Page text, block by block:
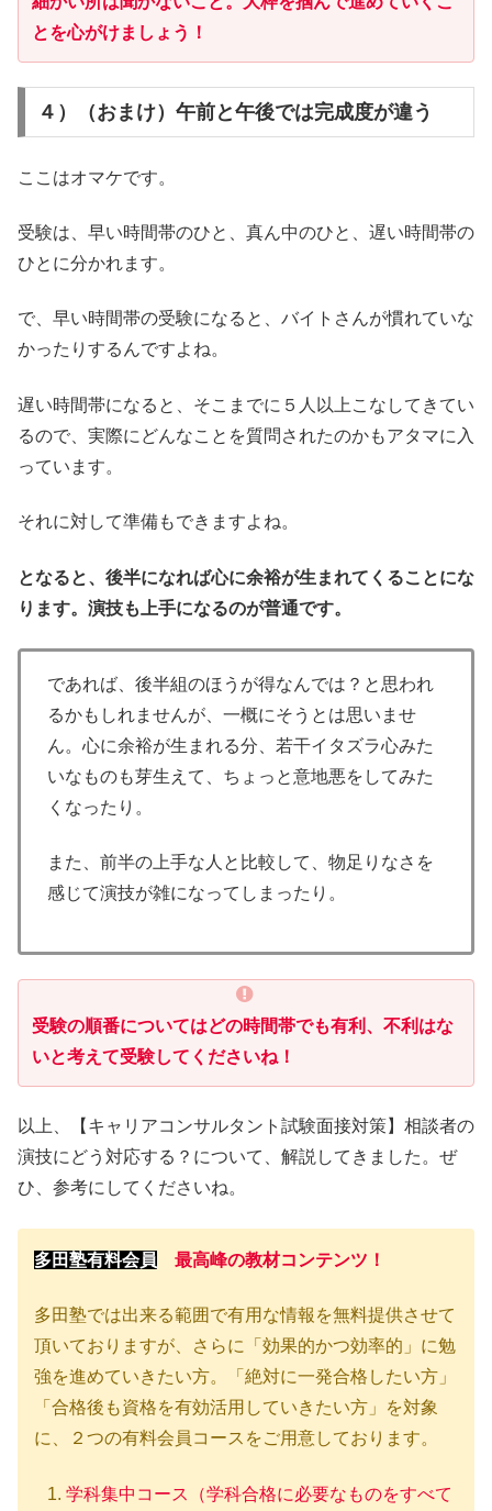
とを心がけましょう！
４）（おまけ）午前と午後では完成度が違う
ここはオマケです。
受験は、早い時間帯のひと、真ん中のひと、遅い時間帯の
ひとに分かれます。
で、早い時間帯の受験になると、バイトさんが慣れていな
かったりするんですよね。
遅い時間帯になると、そこまでに５人以上こなしてきてい
るので、実際にどんなことを質問されたのかもアタマに入
っています。
それに対して準備もできますよね。
となると、後半になれば心に余裕が生まれてくることにな
ります。演技も上手になるのが普通です。
であれば、後半組のほうが得なんでは？と思われ
るかもしれませんが、一概にそうとは思いませ
ん。心に余裕が生まれる分、若干イタズラ心みた
いなものも芽生えて、ちょっと意地悪をしてみた
くなったり。
また、前半の上手な人と比較して、物足りなさを
感じて演技が雑になってしまったり。
受験の順番についてはどの時間帯でも有利、不利はな
いと考えて受験してくださいね！
以上、【キャリアコンサルタント試験面接対策】相談者の
演技にどう対応する？について、解説してきました。ぜ
ひ、参考にしてくださいね。
多田塾有料会員 最高峰の教材コンテンツ！
多田塾では出来る範囲で有用な情報を無料提供させて
頂いておりますが、さらに「効果的かつ効率的」に勉
強を進めていきたい方。「絶対に一発合格したい方」
「合格後も資格を有効活用していきたい方」を対象
に、２つの有料会員コースをご用意しております。
学科集中コース（学科合格に必要なものをすべて